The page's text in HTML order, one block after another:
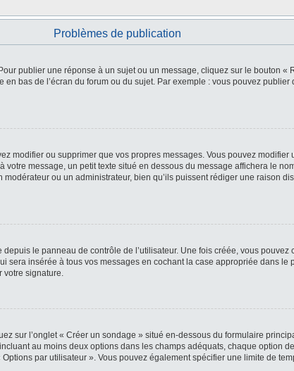
Problèmes de publication
publier une réponse à un sujet ou un message, cliquez sur le bouton «
bas de l’écran du forum ou du sujet. Par exemple : vous pouvez
modifier ou supprimer que vos propres messages. Vous pouvez
message, un petit texte situé en dessous du message affichera le
modérateur ou un administrateur, bien qu’ils puissent rédiger une raison
le panneau de contrôle de l’utilisateur. Une fois créée, vous
insérée à tous vos messages en cochant la case appropriée dans
votre signature.
sur l’onglet « Créer un sondage » situé en-dessous du formulaire
au moins deux options dans les champs adéquats, chaque option
par utilisateur ». Vous pouvez également spécifier une limite de